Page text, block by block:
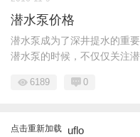
潜水泵价格
潜水泵成为了深井提水的重
潜水泵的时候，不仅仅关注潜
6189 0
点击重新加载 uflo